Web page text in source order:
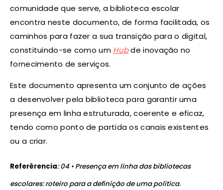
comunidade que serve, a biblioteca escolar
encontra neste documento, de forma facilitada, os
caminhos para fazer a sua transição para o digital,
constituindo-se como um Hubde inovação no
fornecimento de serviços.
Este documento apresenta um conjunto de ações
a desenvolver pela biblioteca para garantir uma
presença em linha estruturada, coerente e eficaz,
tendo como ponto de partida os canais existentes
ou a criar.
Referêrencia: 04 • Presença em linha das bibliotecas
escolares: roteiro para a definição de uma política.